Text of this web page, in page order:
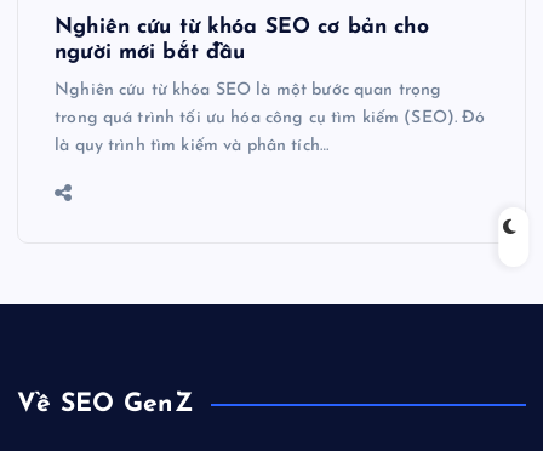
Nghiên cứu từ khóa SEO cơ bản cho
người mới bắt đầu
Nghiên cứu từ khóa SEO là một bước quan trọng
trong quá trình tối ưu hóa công cụ tìm kiếm (SEO). Đó
là quy trình tìm kiếm và phân tích…
Về SEO GenZ